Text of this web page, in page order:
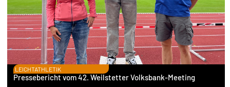
LEICHTATHLETIK
Pressebericht vom 42. Weilstetter Volksbank-Meeting